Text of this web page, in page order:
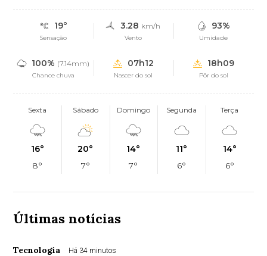
19°
Sensação
3.28 km/h
Vento
93%
Umidade
100% (7.14mm)
Chance chuva
07h12
Nascer do sol
18h09
Pôr do sol
Sexta
16°
8°
Sábado
20°
7°
Domingo
14°
7°
Segunda
11°
6°
Terça
14°
6°
Últimas notícias
Tecnologia Há 34 minutos